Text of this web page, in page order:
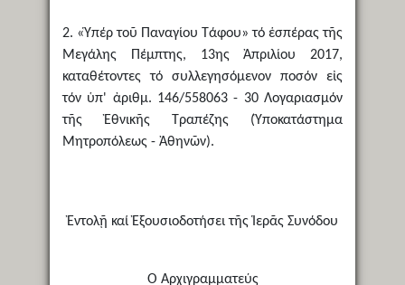
2. «Ὑπέρ τοῦ Παναγίου Τάφου» τό ἑσπέρας τῆς
Μεγάλης Πέμπτης, 13ης Ἀπριλίου 2017,
καταθέτοντες τό συλλεγησόμενον ποσόν εἰς
τόν ὑπ' ἀριθμ. 146/558063 - 30 Λογαριασμόν
τῆς Ἐθνικῆς Τραπέζης (Ὑποκατάστημα
Μητροπόλεως - Ἀθηνῶν).
Ἐντολῇ καί Ἐξουσιοδοτήσει τῆς Ἱερᾶς Συνόδου
Ὁ Ἀρχιγραμματεύς